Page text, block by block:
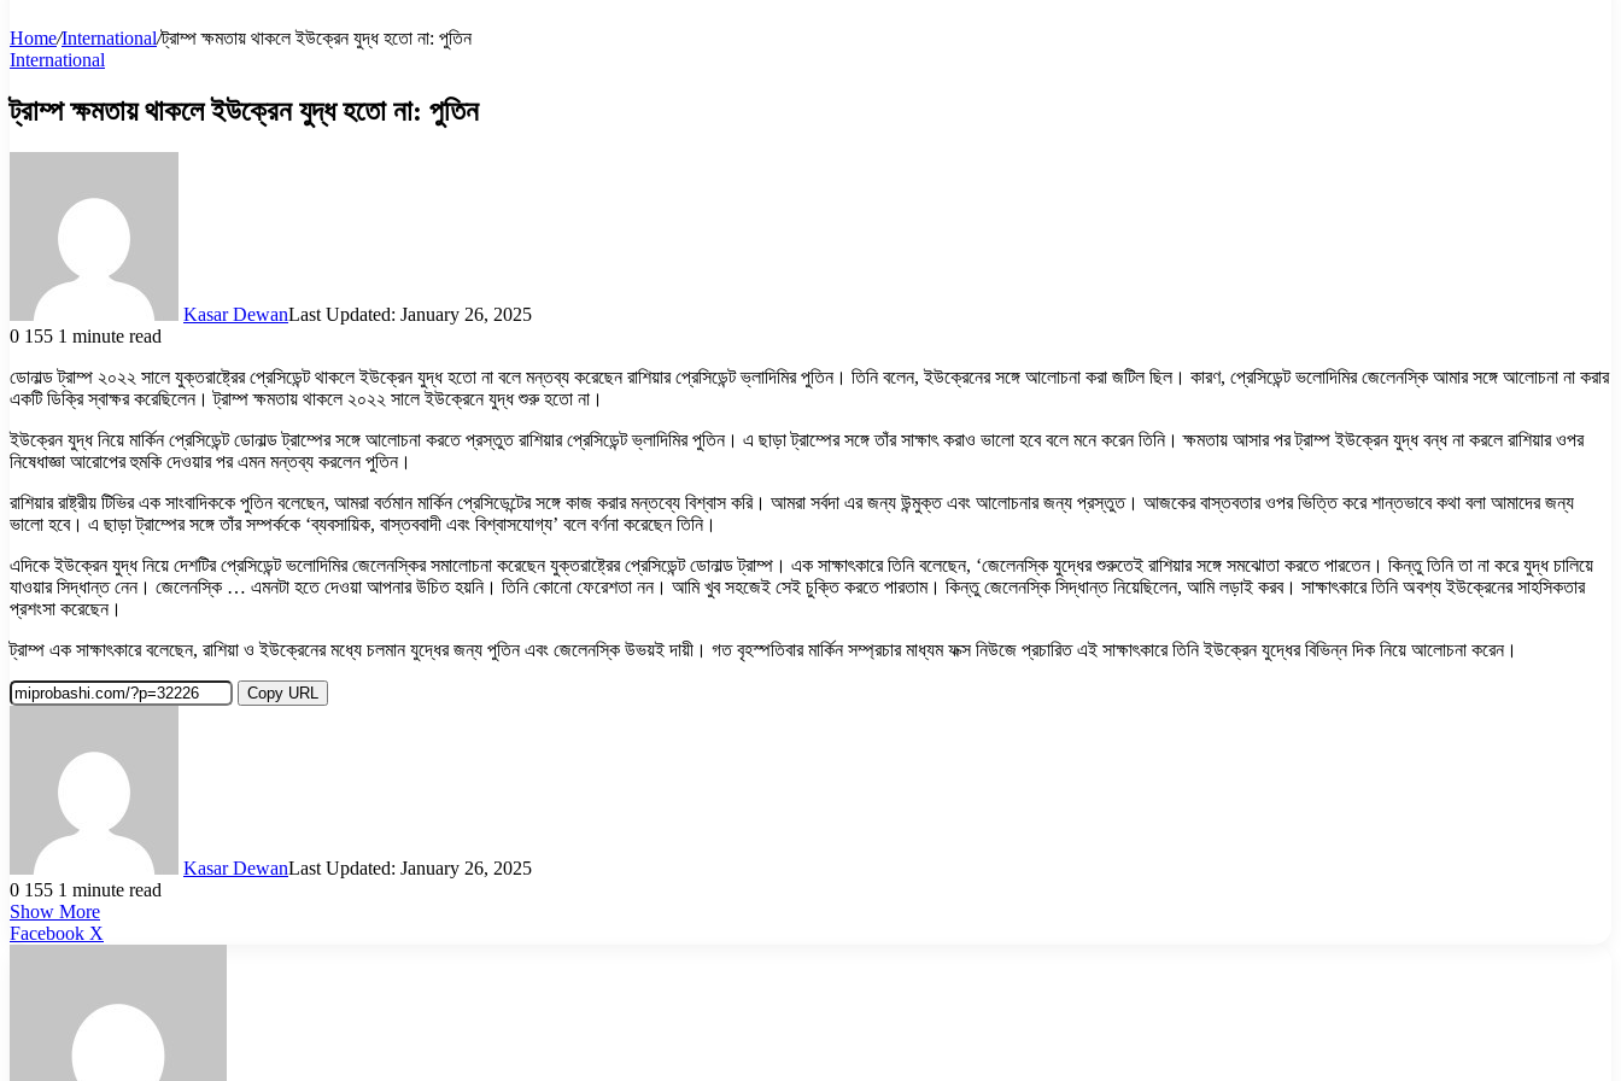
Home/International/ট্রাম্প ক্ষমতায় থাকলে ইউক্রেন যুদ্ধ হতো না: পুতিন
International
ট্রাম্প ক্ষমতায় থাকলে ইউক্রেন যুদ্ধ হতো না: পুতিন
Kasar DewanLast Updated: January 26, 2025
0 155 1 minute read
ডোনাল্ড ট্রাম্প ২০২২ সালে যুক্তরাষ্ট্রের প্রেসিডেন্ট থাকলে ইউক্রেন যুদ্ধ হতো না বলে মন্তব্য করেছেন রাশিয়ার প্রেসিডেন্ট ভ্লাদিমির পুতিন। তিনি বলেন, ইউক্রেনের সঙ্গে আলোচনা করা জটিল ছিল। কারণ, প্রেসিডেন্ট ভলোদিমির জেলেনস্কি আমার সঙ্গে আলোচনা না করার
একটি ডিক্রি স্বাক্ষর করেছিলেন। ট্রাম্প ক্ষমতায় থাকলে ২০২২ সালে ইউক্রেনে যুদ্ধ শুরু হতো না।
ইউক্রেন যুদ্ধ নিয়ে মার্কিন প্রেসিডেন্ট ডোনাল্ড ট্রাম্পের সঙ্গে আলোচনা করতে প্রস্তুত রাশিয়ার প্রেসিডেন্ট ভ্লাদিমির পুতিন। এ ছাড়া ট্রাম্পের সঙ্গে তাঁর সাক্ষাৎ করাও ভালো হবে বলে মনে করেন তিনি। ক্ষমতায় আসার পর ট্রাম্প ইউক্রেন যুদ্ধ বন্ধ না করলে রাশিয়ার ওপর
নিষেধাজ্ঞা আরোপের হুমকি দেওয়ার পর এমন মন্তব্য করলেন পুতিন।
রাশিয়ার রাষ্ট্রীয় টিভির এক সাংবাদিককে পুতিন বলেছেন, আমরা বর্তমান মার্কিন প্রেসিডেন্টের সঙ্গে কাজ করার মন্তব্যে বিশ্বাস করি। আমরা সর্বদা এর জন্য উন্মুক্ত এবং আলোচনার জন্য প্রস্তুত। আজকের বাস্তবতার ওপর ভিত্তি করে শান্তভাবে কথা বলা আমাদের জন্য
ভালো হবে। এ ছাড়া ট্রাম্পের সঙ্গে তাঁর সম্পর্ককে ‘ব্যবসায়িক, বাস্তববাদী এবং বিশ্বাসযোগ্য’ বলে বর্ণনা করেছেন তিনি।
এদিকে ইউক্রেন যুদ্ধ নিয়ে দেশটির প্রেসিডেন্ট ভলোদিমির জেলেনস্কির সমালোচনা করেছেন যুক্তরাষ্ট্রের প্রেসিডেন্ট ডোনাল্ড ট্রাম্প। এক সাক্ষাৎকারে তিনি বলেছেন, ‘জেলেনস্কি যুদ্ধের শুরুতেই রাশিয়ার সঙ্গে সমঝোতা করতে পারতেন। কিন্তু তিনি তা না করে যুদ্ধ চালিয়ে
যাওয়ার সিদ্ধান্ত নেন। জেলেনস্কি … এমনটা হতে দেওয়া আপনার উচিত হয়নি। তিনি কোনো ফেরেশতা নন। আমি খুব সহজেই সেই চুক্তি করতে পারতাম। কিন্তু জেলেনস্কি সিদ্ধান্ত নিয়েছিলেন, আমি লড়াই করব। সাক্ষাৎকারে তিনি অবশ্য ইউক্রেনের সাহসিকতার
প্রশংসা করেছেন।
ট্রাম্প এক সাক্ষাৎকারে বলেছেন, রাশিয়া ও ইউক্রেনের মধ্যে চলমান যুদ্ধের জন্য পুতিন এবং জেলেনস্কি উভয়ই দায়ী। গত বৃহস্পতিবার মার্কিন সম্প্রচার মাধ্যম ফক্স নিউজে প্রচারিত এই সাক্ষাৎকারে তিনি ইউক্রেন যুদ্ধের বিভিন্ন দিক নিয়ে আলোচনা করেন।
Copy URL
Kasar DewanLast Updated: January 26, 2025
0 155 1 minute read
Show More
Facebook X